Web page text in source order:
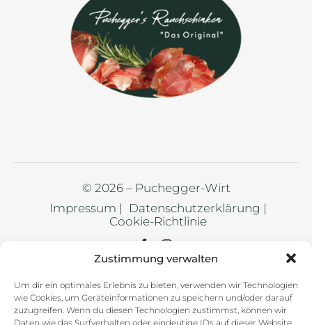
Zustimmung verwalten
Um dir ein optimales Erlebnis zu bieten, verwenden wir Technologien
wie Cookies, um Geräteinformationen zu speichern und/oder darauf
zuzugreifen. Wenn du diesen Technologien zustimmst, können wir
Daten wie das Surfverhalten oder eindeutige IDs auf dieser Website
© 2026 – Puchegger-Wirt
Impressum |
Datenschutzerklärung |
Cookie-Richtlinie